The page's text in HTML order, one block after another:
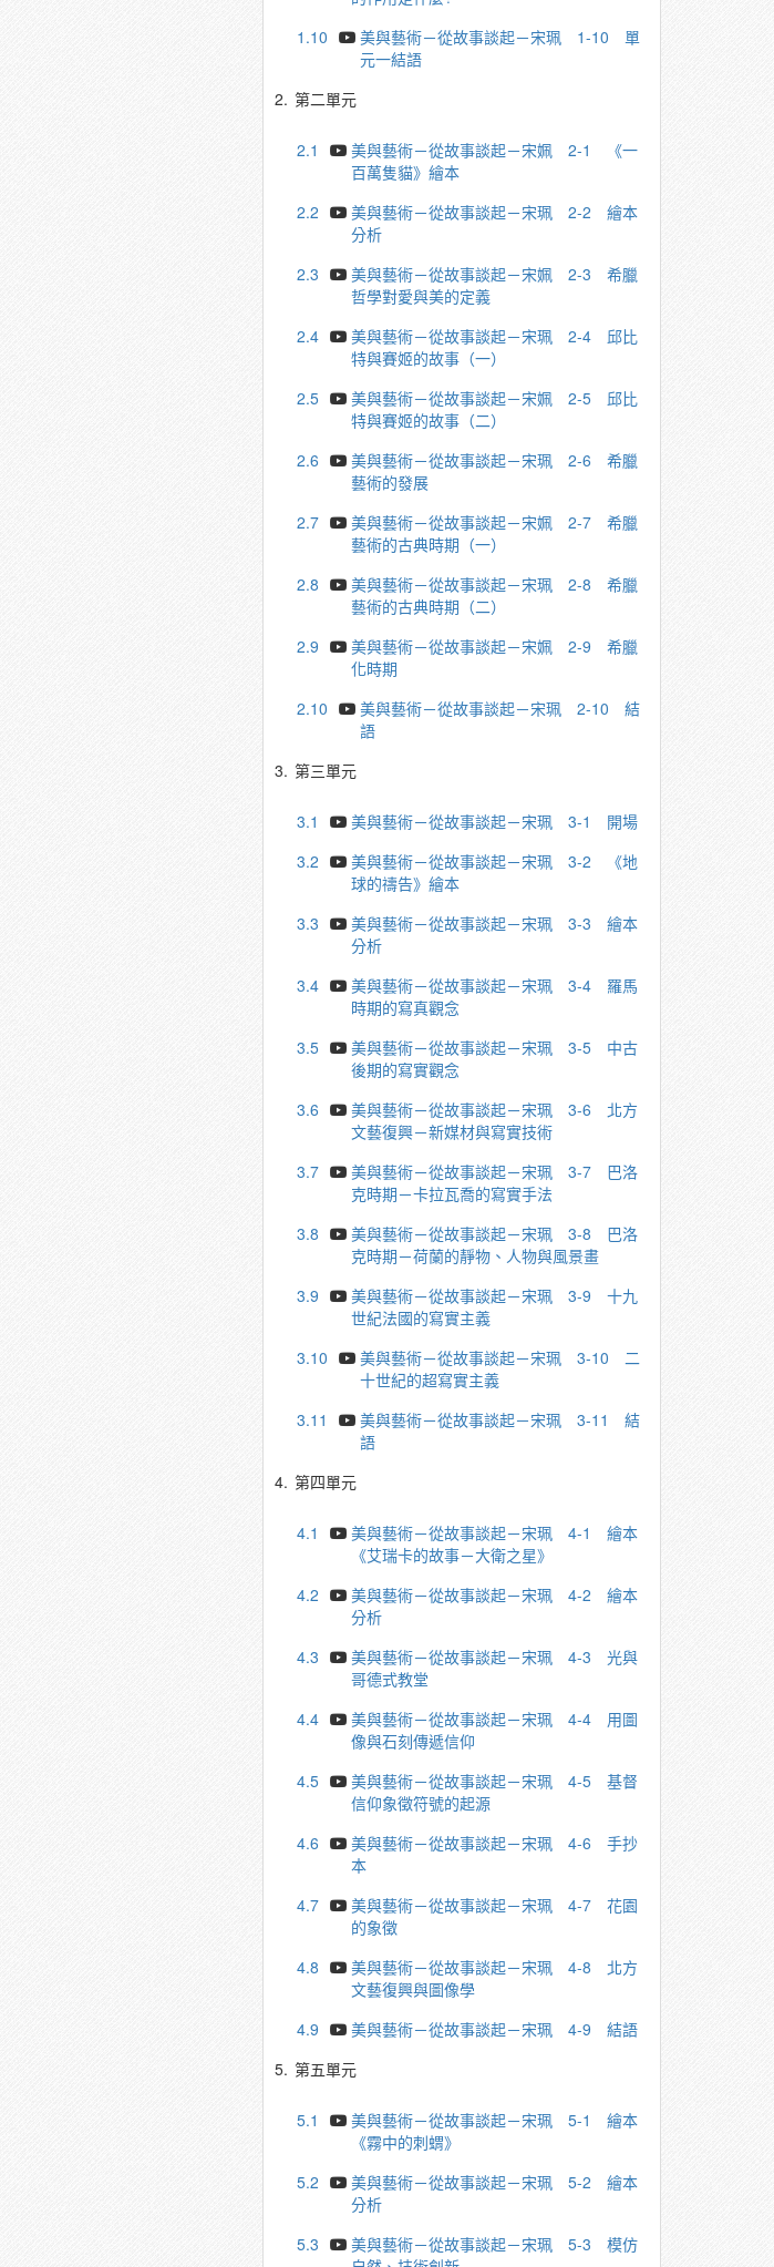
1.10
美與藝術－從故事談起－宋珮 1-10 單
元⼀結語
2. 第二單元
2.1
美與藝術－從故事談起－宋姵 2-1 《一
百萬隻貓》繪本
2.2
美與藝術－從故事談起－宋珮 2-2 繪本
分析
2.3
美與藝術－從故事談起－宋姵 2-3 希臘
哲學對愛與美的定義
2.4
美與藝術－從故事談起－宋珮 2-4 邱比
特與賽姬的故事（一）
2.5
美與藝術－從故事談起－宋姵 2-5 邱比
特與賽姬的故事（二）
2.6
美與藝術－從故事談起－宋珮 2-6 希臘
藝術的發展
2.7
美與藝術－從故事談起－宋姵 2-7 希臘
藝術的古典時期（一）
2.8
美與藝術－從故事談起－宋珮 2-8 希臘
藝術的古典時期（二）
2.9
美與藝術－從故事談起－宋姵 2-9 希臘
化時期
2.10
美與藝術－從故事談起－宋珮 2-10 結
語
3. 第三單元
3.1
美與藝術－從故事談起－宋珮 3-1 開場
3.2
美與藝術－從故事談起－宋珮 3-2 《地
球的禱告》繪本
3.3
美與藝術－從故事談起－宋珮 3-3 繪本
分析
3.4
美與藝術－從故事談起－宋珮 3-4 羅馬
時期的寫真觀念
3.5
美與藝術－從故事談起－宋珮 3-5 中古
後期的寫實觀念
3.6
美與藝術－從故事談起－宋珮 3-6 北方
文藝復興－新媒材與寫實技術
3.7
美與藝術－從故事談起－宋珮 3-7 巴洛
克時期－卡拉⽡喬的寫實⼿法
3.8
美與藝術－從故事談起－宋珮 3-8 巴洛
克時期－荷蘭的靜物、人物與風景畫
3.9
美與藝術－從故事談起－宋珮 3-9 ⼗九
世紀法國的寫實主義
3.10
美與藝術－從故事談起－宋珮 3-10 二
十世紀的超寫實主義
3.11
美與藝術－從故事談起－宋珮 3-11 結
語
4. 第四單元
4.1
美與藝術－從故事談起－宋珮 4-1 繪本
《艾瑞卡的故事－大衛之星》
4.2
美與藝術－從故事談起－宋珮 4-2 繪本
分析
4.3
美與藝術－從故事談起－宋珮 4-3 光與
哥德式教堂
4.4
美與藝術－從故事談起－宋珮 4-4 ⽤圖
像與⽯刻傳遞信仰
4.5
美與藝術－從故事談起－宋珮 4-5 基督
信仰象徵符號的起源
4.6
美與藝術－從故事談起－宋珮 4-6 ⼿抄
本
4.7
美與藝術－從故事談起－宋珮 4-7 花園
的象徵
4.8
美與藝術－從故事談起－宋珮 4-8 北⽅
文藝復興與圖像學
4.9
美與藝術－從故事談起－宋珮 4-9 結語
5. 第五單元
5.1
美與藝術－從故事談起－宋珮 5-1 繪本
《霧中的刺蝟》
5.2
美與藝術－從故事談起－宋珮 5-2 繪本
分析
5.3
美與藝術－從故事談起－宋珮 5-3 模仿